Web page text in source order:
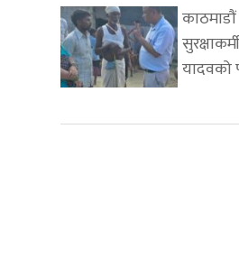
यादवको